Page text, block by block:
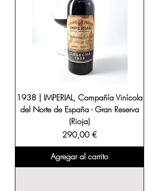
1938 | IMPERIAL, Compañía Vinícola
del Norte de España - Gran Reserva
(Rioja)
Precio
290,00 €
Agregar al carrito